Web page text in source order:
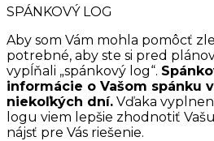
SPÁNKOVÝ LOG
Aby som Vám mohla pomôcť
potrebné, aby ste si pred
vypĺňali „spánkový log“.
informácie o Vašom spánku
niekoľkých dní. Vďaka
logu viem lepšie zhodnotiť
nájsť pre Vás riešenie.